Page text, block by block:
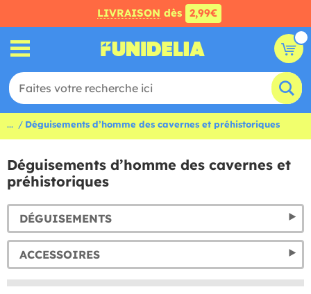
LIVRAISON dès 2,99€
... Déguisements d’homme des cavernes et préhistoriques
Déguisements d’homme des cavernes et
préhistoriques
DÉGUISEMENTS
ACCESSOIRES